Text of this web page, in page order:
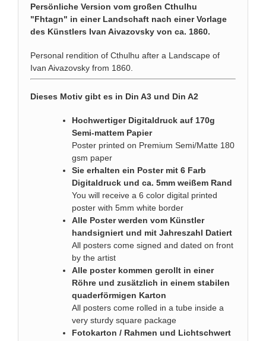
Persönliche Version vom großen Cthulhu
"Fhtagn" in einer Landschaft nach einer Vorlage
des Künstlers Ivan Aivazovsky von ca. 1860.
Personal rendition of Cthulhu after a Landscape of
Ivan Aivazovsky from 1860.
Dieses Motiv gibt es in Din A3 und Din A2
Hochwertiger Digitaldruck auf 170g
Semi-mattem Papier
Poster printed on Premium Semi/Matte 180
gsm paper
Sie erhalten ein Poster mit 6 Farb
Digitaldruck und ca. 5mm weißem Rand
You will receive a 6 color digital printed
poster with 5mm white border
Alle Poster werden vom Künstler
handsigniert und mit Jahreszahl Datiert
All posters come signed and dated on front
by the artist
Alle poster kommen gerollt in einer
Röhre und zusätzlich in einem stabilen
quaderförmigen Karton
All posters come rolled in a tube inside a
very sturdy square package
Fotokarton / Rahmen und Lichtschwert